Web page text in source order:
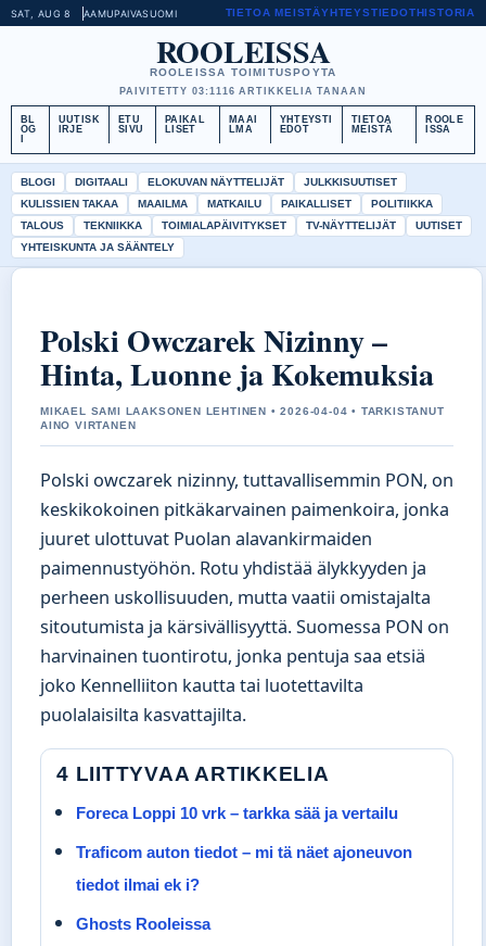
SAT, AUG 8 AAMUPAIVASUOMI TIETOA MEISTÄYHTEYSTIEDOTHISTORIA
ROOLEISSA
ROOLEISSA TOIMITUSPOYTA
PAIVITETTY 03:1116 ARTIKKELIA TANAAN
BL
OG
UUTISK
IRJE
ETU
SIVU
PAIKAL
LISET
MAAI
LMA
YHTEYSTI
EDOT
TIETOA
MEISTÄ
ROOLE
ISSA
BLOGI DIGITAALI ELOKUVAN NÄYTTELIJÄT
JULKKISUUTISET
KULISSIEN TAKAA
MAAILMA MATKAILU PAIKALLISET
POLITIIKKA
TALOUS
TEKNIIKKA TOIMIALAPÄIVITYKSET TV-NÄYTTELIJÄT
UUTISET
YHTEISKUNTA JA SÄÄNTELY
Polski Owczarek Nizinny –
Hinta, Luonne ja Kokemuksia
MIKAEL SAMI LAAKSONEN LEHTINEN • 2026-04-04 • TARKISTANUT
AINO VIRTANEN
Polski owczarek nizinny, tuttavallisemmin PON, on
keskikokoinen pitkäkarvainen paimenkoira, jonka
juuret ulottuvat Puolan alavankirmaiden
paimennustyöhön. Rotu yhdistää älykkyyden ja
perheen uskollisuuden, mutta vaatii omistajalta
sitoutumista ja kärsivällisyyttä. Suomessa PON on
harvinainen tuontirotu, jonka pentuja saa etsiä
joko Kennelliiton kautta tai luotettavilta
puolalaisilta kasvattajilta.
4 LIITTYVAA ARTIKKELIA
Foreca Loppi 10 vrk – tarkka sää ja vertailu
Traficom auton tiedot – mi tä näet ajoneuvon
tiedot ilmai ek i?
Ghosts Rooleissa